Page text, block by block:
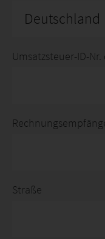
Deutschland
Umsatzsteuer-ID-
Straße